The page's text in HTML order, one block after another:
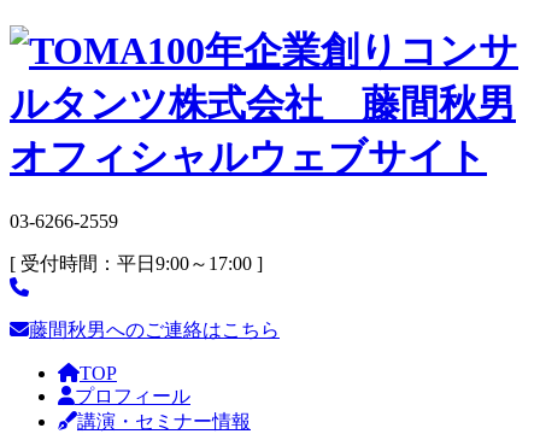
03-6266-2559
[ 受付時間：平日9:00～17:00 ]
藤間秋男へのご連絡はこちら
TOP
プロフィール
講演・セミナー情報